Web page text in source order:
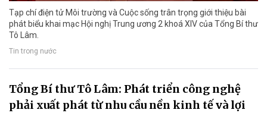
Tạp chí điện tử Môi trường và Cuộc sống trân trọng giới thiệu bài
phát biểu khai mạc Hội nghị Trung ương 2 khoá XIV của Tổng Bí thư
Tô Lâm.
Tin trong nước
Tổng Bí thư Tô Lâm: Phát triển công nghệ
phải xuất phát từ nhu cầu nền kinh tế và lợi